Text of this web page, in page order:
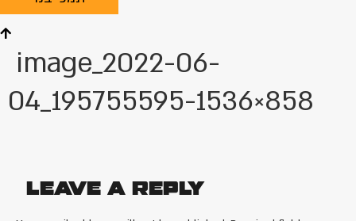
image_2022-06-
04_195755595-1536×858
Leave a Reply